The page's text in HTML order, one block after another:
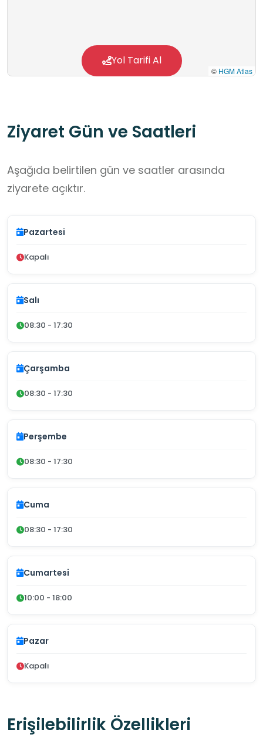
© HGM Atlas
Yol Tarifi Al
Ziyaret Gün ve Saatleri
Aşağıda belirtilen gün ve saatler arasında
ziyarete açıktır.
Pazartesi
Kapalı
Salı
08:30 - 17:30
Çarşamba
08:30 - 17:30
Perşembe
08:30 - 17:30
Cuma
08:30 - 17:30
Cumartesi
10:00 - 18:00
Pazar
Kapalı
Erişilebilirlik Özellikleri